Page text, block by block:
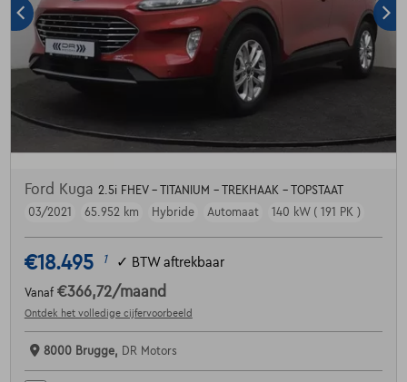
Ford Kuga 2.5i FHEV - TITANIUM - TREKHAAK - TOPSTAAT
03/2021
65.952 km Hybride Automaat 140 kW ( 191 PK )
€18.495 1 ✓ BTW aftrekbaar
Vanaf €366,72/maand
Ontdek het volledige cijfervoorbeeld
8000 Brugge, DR Motors